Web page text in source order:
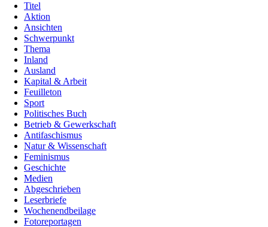
Titel
Aktion
Ansichten
Schwerpunkt
Thema
Inland
Ausland
Kapital & Arbeit
Feuilleton
Sport
Politisches Buch
Betrieb & Gewerkschaft
Antifaschismus
Natur & Wissenschaft
Feminismus
Geschichte
Medien
Abgeschrieben
Leserbriefe
Wochenendbeilage
Fotoreportagen